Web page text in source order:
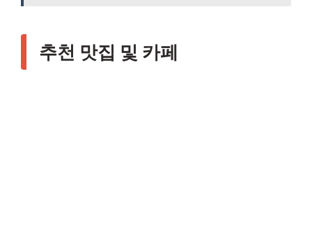
추천 맛집 및 카페